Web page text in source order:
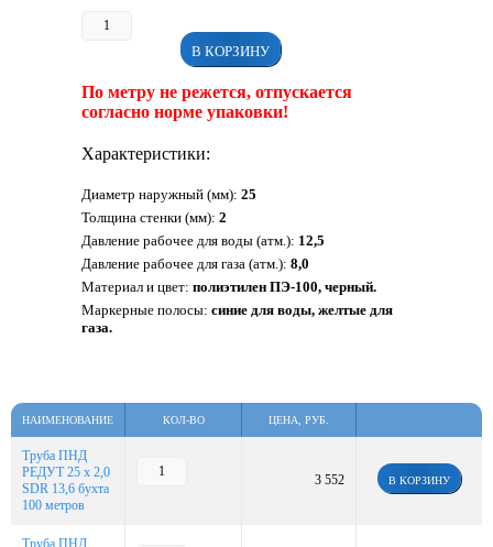
В КОРЗИНУ
По метру не режется, отпускается
согласно норме упаковки!
Характеристики:
Диаметр наружный (мм): 25
Толщина стенки (мм): 2
Давление рабочее для воды (атм.): 12,5
Давление рабочее для газа (атм.): 8,0
Материал и цвет: полиэтилен ПЭ-100, черный.
Маркерные полосы: синие для воды, желтые для
газа.
НАИМЕНОВАНИЕ КОЛ-ВО ЦЕНА, РУБ.
Труба ПНД
РЕДУТ 25 х 2,0
SDR 13,6 бухта
100 метров
3 552 В КОРЗИНУ